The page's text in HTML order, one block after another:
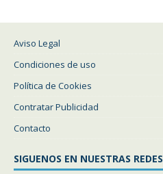
Aviso Legal
Condiciones de uso
Política de Cookies
Contratar Publicidad
Contacto
SIGUENOS EN NUESTRAS REDES